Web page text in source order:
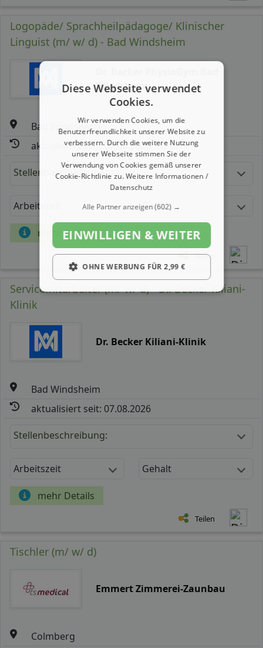
Logopäde/ Sprachheilpädagoge/ Klinischer
Linguist (m/ w/ d) - Bad Windsheim
Windsheim
Bad Windsheim
aktualisiert seit: 07.08.2026
Stellenbeschreibung:
Arbeitszeit Gehalt
mehr Details
Teilen
Servicemitarbeiter (m/ w/ d) - Dr. Becker Kiliani-
Klinik
Dr. Becker Kiliani-Klinik
Bad Windsheim
aktualisiert seit: 07.08.2026
Stellenbeschreibung:
Arbeitszeit Gehalt
mehr Details
Teilen
Tischler (m/ w/ d)
Emmert Zimmerei-Zaunbau
Colmberg
Diese Webseite verwendet
Cookies.
Wir verwenden Cookies, um die
Benutzerfreundlichkeit unserer Website zu
verbessern. Durch die weitere Nutzung
unserer Webseite stimmen Sie der
Verwendung von Cookies gemäß unserer
Cookie-Richtlinie zu.Weitere Informationen /
Datenschutz
Alle Partner anzeigen(602) →
EINWILLIGEN & WEITER
OHNE WERBUNG FÜR 2,99 €